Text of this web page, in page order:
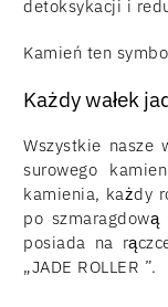
detoksykacji i
Kamień ten
Każdy wałek
Wszystkie nasze
surowego
kamienia, każdy
po
posiada na
„JADE ROLLER ”.